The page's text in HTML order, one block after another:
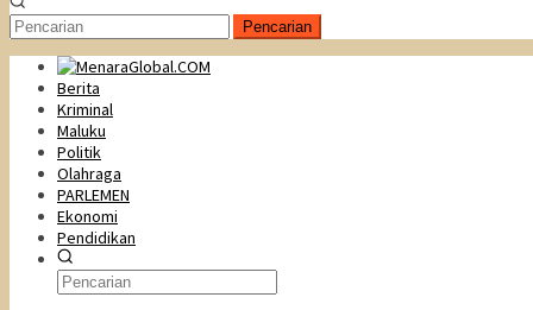
Pencarian
Berita
Kriminal
Maluku
Politik
Olahraga
PARLEMEN
Ekonomi
Pendidikan